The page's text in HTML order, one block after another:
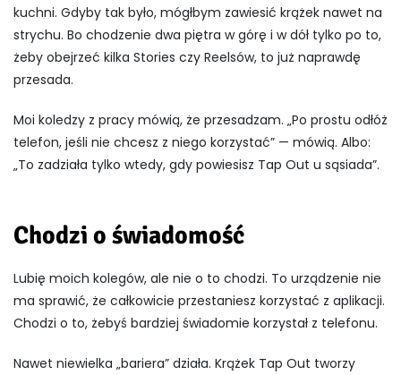
kuchni. Gdyby tak było, mógłbym zawiesić krążek nawet na
strychu. Bo chodzenie dwa piętra w górę i w dół tylko po to,
żeby obejrzeć kilka Stories czy Reelsów, to już naprawdę
przesada.
Moi koledzy z pracy mówią, że przesadzam. „Po prostu odłóż
telefon, jeśli nie chcesz z niego korzystać” — mówią. Albo:
„To zadziała tylko wtedy, gdy powiesisz Tap Out u sąsiada”.
Chodzi o świadomość
Lubię moich kolegów, ale nie o to chodzi. To urządzenie nie
ma sprawić, że całkowicie przestaniesz korzystać z aplikacji.
Chodzi o to, żebyś bardziej świadomie korzystał z telefonu.
Nawet niewielka „bariera” działa. Krążek Tap Out tworzy